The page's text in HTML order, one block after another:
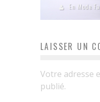
En Mode
LAISSER UN
Votre adresse
publié.